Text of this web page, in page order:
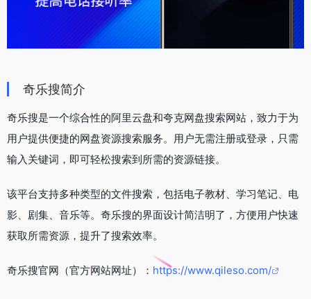
奇乐搜简介
奇乐搜是一个综合性的阿里云盘和夸克网盘搜索网站，致力于为
用户提供便捷的网盘资源搜索服务。用户无需注册或登录，只需
输入关键词，即可轻松搜索到所需的资源链接。
该平台支持多种类型的文件搜索，包括电子教材、学习笔记、电
影、剧集、音乐等。奇乐搜的界面设计简洁明了，方便用户快速
获取所需资源，提升了搜索效率。
奇乐搜官网（官方网站网址）： https://www.qileso.com/